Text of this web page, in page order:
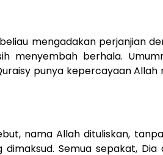
mengadakan perjanjian
menyembah berhala.
punya kepercayaan
nama Allah dituliskan,
Semua sepakat, Dia